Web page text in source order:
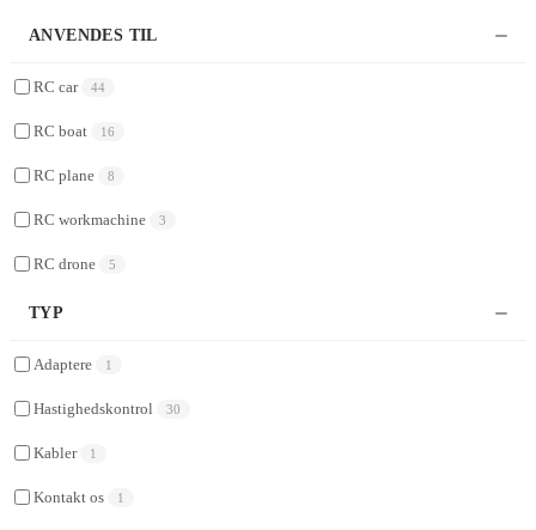
ANVENDES TIL
RC car 44
RC boat 16
RC plane 8
RC workmachine 3
RC drone 5
TYP
Adaptere 1
Hastighedskontrol 30
Kabler 1
Kontakt os 1